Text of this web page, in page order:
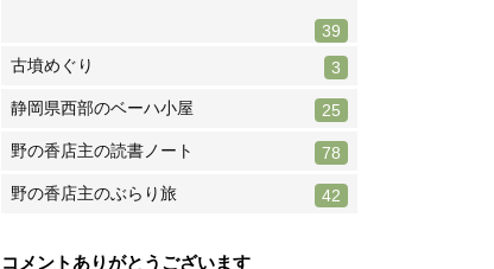
39
古墳めぐり
3
静岡県西部のベーハ小屋 25
野の香店主の読書ノート 78
野の香店主のぶらり旅 42
コメントありがとうございます